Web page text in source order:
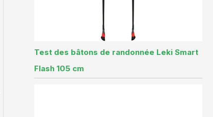
Test des bâtons de randonnée Leki Smart
Flash 105 cm